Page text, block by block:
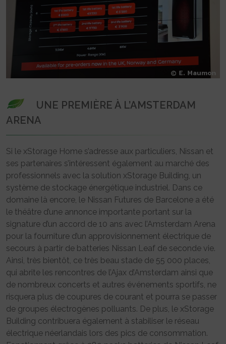
UNE PREMIÈRE À L’AMSTERDAM
ARENA
Si le xStorage Home s’adresse aux particuliers, Nissan et
ses partenaires s’intéressent également au marché des
professionnels avec la solution xStorage Building, un
système de stockage énergétique industriel. Dans ce
domaine là encore, le Nissan Futures de Barcelone a été
le théâtre d’une annonce importante portant sur la
signature d’un accord de 10 ans avec l’Amsterdam Arena
pour la fourniture d’un approvisionnement électrique de
secours à partir de batteries Nissan Leaf de seconde vie.
Ainsi, très bientôt, ce très beau stade de 55 000 places,
qui abrite les rencontres de l’Ajax d’Amsterdam ainsi que
de nombreux concerts et autres événements sportifs, ne
risquera plus de coupures de courant et pourra se passer
de groupes électrogènes polluants. De plus, le xStorage
Building contribuera également à stabiliser le réseau
électrique néerlandais lors des pics de consommation.